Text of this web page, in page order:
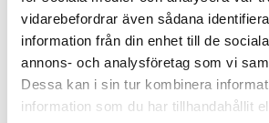
vidarebefordrar även sådana
information från din enhet till de
annons- och analysföretag som vi
Dessa kan i sin tur kombinera
information som du har tillhandahållit
Flexi+ infälld dosa
regelfäste. Flexi+
innervolym för
allmänhet mer luft för
elektronik. För
ST Lägg i
APPARATDOSA 26-
ArtNr 1420194
Varumärke